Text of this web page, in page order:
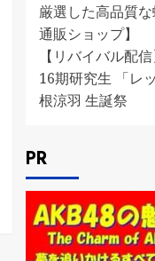
厳選した高品質
通販ショップ】
【リバイバル配
16期研究生 「レ
根涼羽 生誕祭
PR